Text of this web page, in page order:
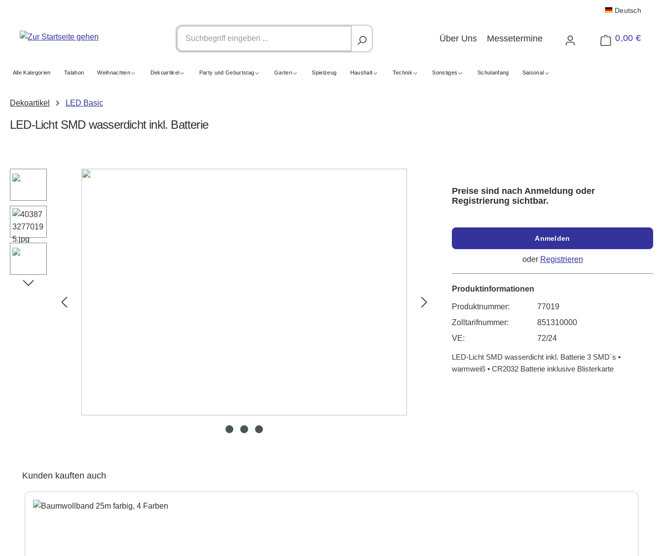
Deutsch
Über Uns Messetermine 0,00 €
Warenkorb enthält
Alle Kategorien Talahon Weihnachten Dekoartikel Party und Geburtstag Garten Spielzeug Haushalt Technik Sonstiges Schulanfang Saisonal
Dekoartikel LED Basic
LED-Licht SMD wasserdicht inkl. Batterie
Bildergalerie überspringen
Preise sind nach Anmeldung oder
Registrierung sichtbar.
Anmelden
oder Registrieren
Produktinformationen
Produktnummer:
77019
Zolltarifnummer:
851310000
VE:
72/24
LED-Licht SMD wasserdicht inkl. Batterie 3 SMD`s •
warmweiß • CR2032 Batterie inklusive Blisterkarte
Produktgalerie überspringen
Kunden kauften auch